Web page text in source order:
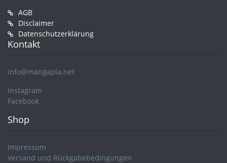
AGB
Disclaimer
Datenschutzerklärung
Kontakt
info@mangapla.net
Instagram
Facebook
Shop
Impressum
Versand und Rückgabebedingungen